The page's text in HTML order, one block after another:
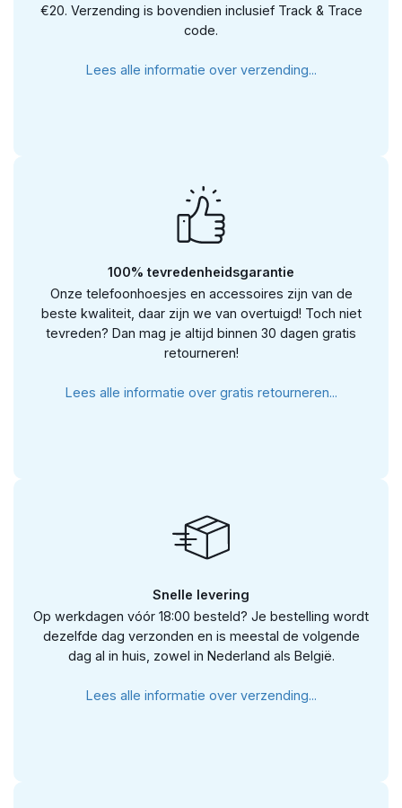
€20. Verzending is bovendien inclusief Track & Trace
code.
Lees alle informatie over verzending...
100% tevredenheidsgarantie
Onze telefoonhoesjes en accessoires zijn van de
beste kwaliteit, daar zijn we van overtuigd! Toch niet
tevreden? Dan mag je altijd binnen 30 dagen gratis
retourneren!
Lees alle informatie over gratis retourneren...
Snelle levering
Op werkdagen vóór 18:00 besteld? Je bestelling wordt
dezelfde dag verzonden en is meestal de volgende
dag al in huis, zowel in Nederland als België.
Lees alle informatie over verzending...